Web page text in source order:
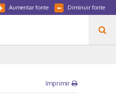
Diminuir fonte
Aumentar fonte
Imprimir